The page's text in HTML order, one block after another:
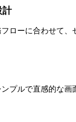
計
ローに合わせて
プルで直感的な画